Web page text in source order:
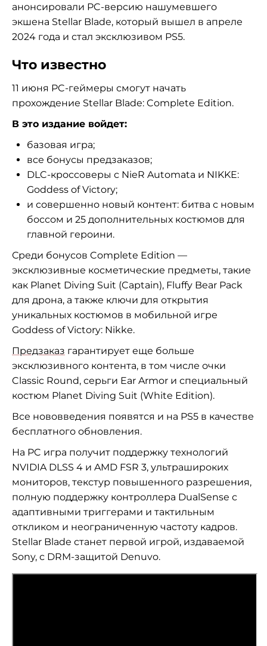
анонсировали PC-версию нашумевшего
экшена Stellar Blade, который вышел в апреле
2024 года и стал эксклюзивом PS5.
Что известно
11 июня PC-геймеры смогут начать
прохождение Stellar Blade: Complete Edition.
В это издание войдет:
базовая игра;
все бонусы предзаказов;
DLC-кроссоверы с NieR Automata и NIKKE:
Goddess of Victory;
и совершенно новый контент: битва с новым
боссом и 25 дополнительных костюмов для
главной героини.
Среди бонусов Complete Edition —
эксклюзивные косметические предметы, такие
как Planet Diving Suit (Captain), Fluffy Bear Pack
для дрона, а также ключи для открытия
уникальных костюмов в мобильной игре
Goddess of Victory: Nikke.
Предзаказ гарантирует еще больше
эксклюзивного контента, в том числе очки
Classic Round, серьги Ear Armor и специальный
костюм Planet Diving Suit (White Edition).
Все нововведения появятся и на PS5 в качестве
бесплатного обновления.
На PC игра получит поддержку технологий
NVIDIA DLSS 4 и AMD FSR 3, ультрашироких
мониторов, текстур повышенного разрешения,
полную поддержку контроллера DualSense с
адаптивными триггерами и тактильным
откликом и неограниченную частоту кадров.
Stellar Blade станет первой игрой, издаваемой
Sony, с DRM-защитой Denuvo.